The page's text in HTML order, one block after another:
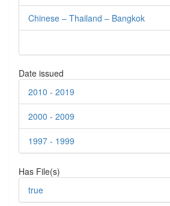
Chinese – Thailand – Bangkok
Date issued
2010 - 2019
2000 - 2009
1997 - 1999
Has File(s)
true